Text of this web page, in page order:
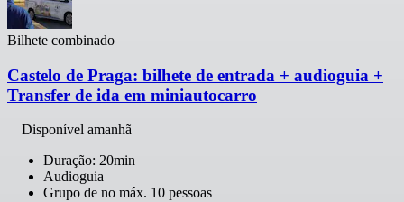
Bilhete combinado
Castelo de Praga: bilhete de entrada + audioguia +
Transfer de ida em miniautocarro
Disponível amanhã
Duração: 20min
Audioguia
Grupo de no máx. 10 pessoas